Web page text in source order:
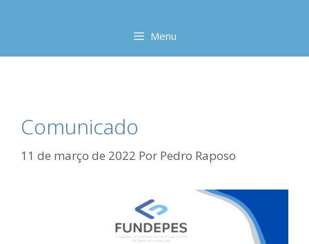
Menu
Comunicado
11 de março de 2022 Por Pedro Raposo